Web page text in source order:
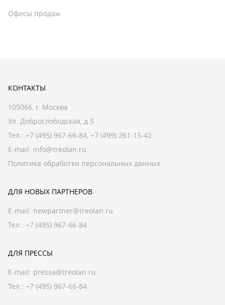
Офисы продаж
КОНТАКТЫ
105066, г. Москва
Ул. Доброслободская, д.5
Тел.: +7 (495) 967-66-84 +7 (499) 261-15-42
E-mail: info@treolan.ru
Политика обработки персональных данных
ДЛЯ НОВЫХ ПАРТНЕРОВ
E-mail: newpartner@treolan.ru
Тел.: +7 (495) 967-66-84
ДЛЯ ПРЕССЫ
E-mail: pressa@treolan.ru
Тел.: +7 (495) 967-66-84